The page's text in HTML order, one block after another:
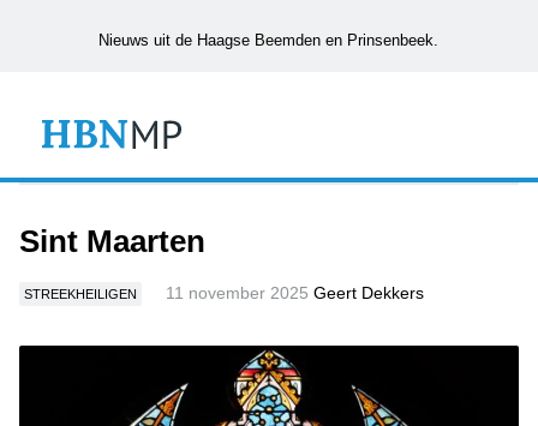
Nieuws uit de Haagse Beemden en Prinsenbeek.
Sint Maarten
STREEKHEILIGEN 11 november 2025 Geert Dekkers